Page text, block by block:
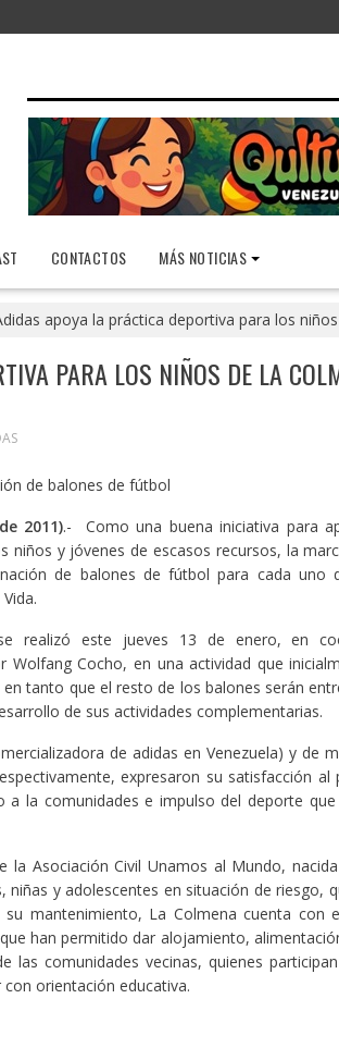
CONTACTOS MÁS NOTICIAS
apoya la práctica deportiva para los
PARA LOS NIÑOS DE LA
de balones de fútbol
2011).- Como una buena iniciativa para
niños y jóvenes de escasos recursos, la
de balones de fútbol para cada uno
realizó este jueves 13 de enero, en
Cocho, en una actividad que
tanto que el resto de los balones serán
de sus actividades complementarias.
de adidas en Venezuela) y de
expresaron su satisfacción al
la comunidades e impulso del deporte
la Asociación Civil Unamos al Mundo,
y adolescentes en situación de riesgo,
mantenimiento, La Colmena cuenta con
han permitido dar alojamiento,
comunidades vecinas, quienes
orientación educativa.